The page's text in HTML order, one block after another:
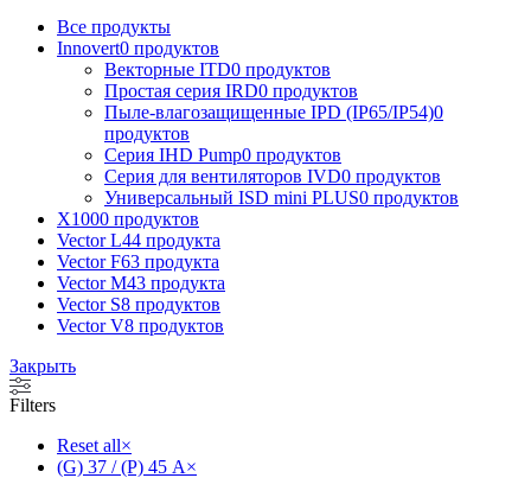
Все продукты
Innovert0 продуктов
Векторные ITD0 продуктов
Простая серия IRD0 продуктов
Пыле-влагозащищенные IPD (IP65/IP54)0
продуктов
Серия IHD Pump0 продуктов
Серия для вентиляторов IVD0 продуктов
Универсальный ISD mini PLUS0 продуктов
X1000 продуктов
Vector L44 продукта
Vector F63 продукта
Vector M43 продукта
Vector S8 продуктов
Vector V8 продуктов
Закрыть
Filters
Reset all×
(G) 37 / (P) 45 А×